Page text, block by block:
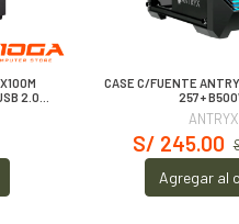
2.0
CASE C/FUENTE
257 +
ANTRYX
S/ 245.00
Agregar al